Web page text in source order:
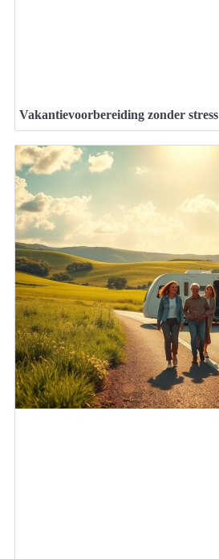
Vakantievoorbereiding zonder stress